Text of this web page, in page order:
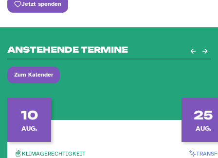
Jetzt spenden
ANSTEHENDE TERMINE
Zum Kalender
10
AUG.
KLIMAGERECHTIGKEIT
25
AUG.